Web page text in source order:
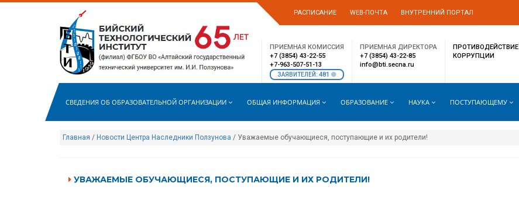
РАСПИСАНИЕ WEB-ПОЧТА ВНУТРЕННИЙ ПОРТАЛ
ПРИЕМНАЯ КОМИССИЯ
+7 (3854) 43-22-55
+7-963-507-51-13
ЗАЯВИТЕЛЕЙ: 481
ПРИЕМНАЯ ДИРЕКТОРА
+7 (3854) 43-22-85
info@bti.secna.ru
ПРОТИВОДЕЙСТВИЕ
КОРРУПЦИИ
СВЕДЕНИЯ ОБ ОБРАЗОВАТЕЛЬНОЙ ОРГАНИЗАЦИИ ОБЩАЯ ИНФОРМАЦИЯ ОБРАЗОВАНИЕ НАУКА ПОСТУПАЮЩЕМУ
Главная / Новости Центра Наследники Ползунова / Уважаемые обучающиеся, поступающие и их родители!
УВАЖАЕМЫЕ ОБУЧАЮЩИЕСЯ, ПОСТУПАЮЩИЕ И ИХ РОДИТЕЛИ!